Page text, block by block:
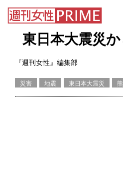
東日本大震災
『週刊女性』編集部
災害 地震 東日本大震災